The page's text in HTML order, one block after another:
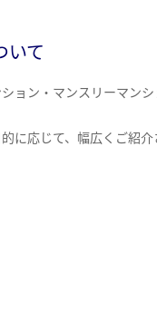
いて
ョン・マンスリーマン
に応じて、幅広くご紹介